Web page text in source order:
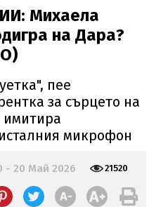
Михаела
на Дара?
пее
за сърцето на
имитира
микрофон
- 20 Май 2026 21520